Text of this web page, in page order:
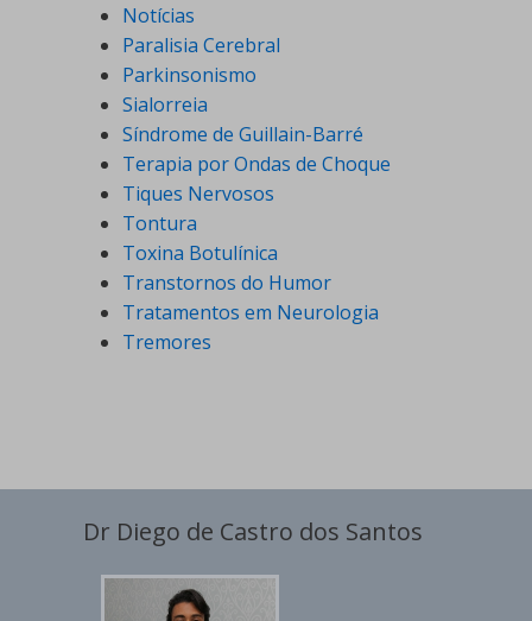
Notícias
Paralisia Cerebral
Parkinsonismo
Sialorreia
Síndrome de Guillain-Barré
Terapia por Ondas de Choque
Tiques Nervosos
Tontura
Toxina Botulínica
Transtornos do Humor
Tratamentos em Neurologia
Tremores
Dr Diego de Castro dos Santos